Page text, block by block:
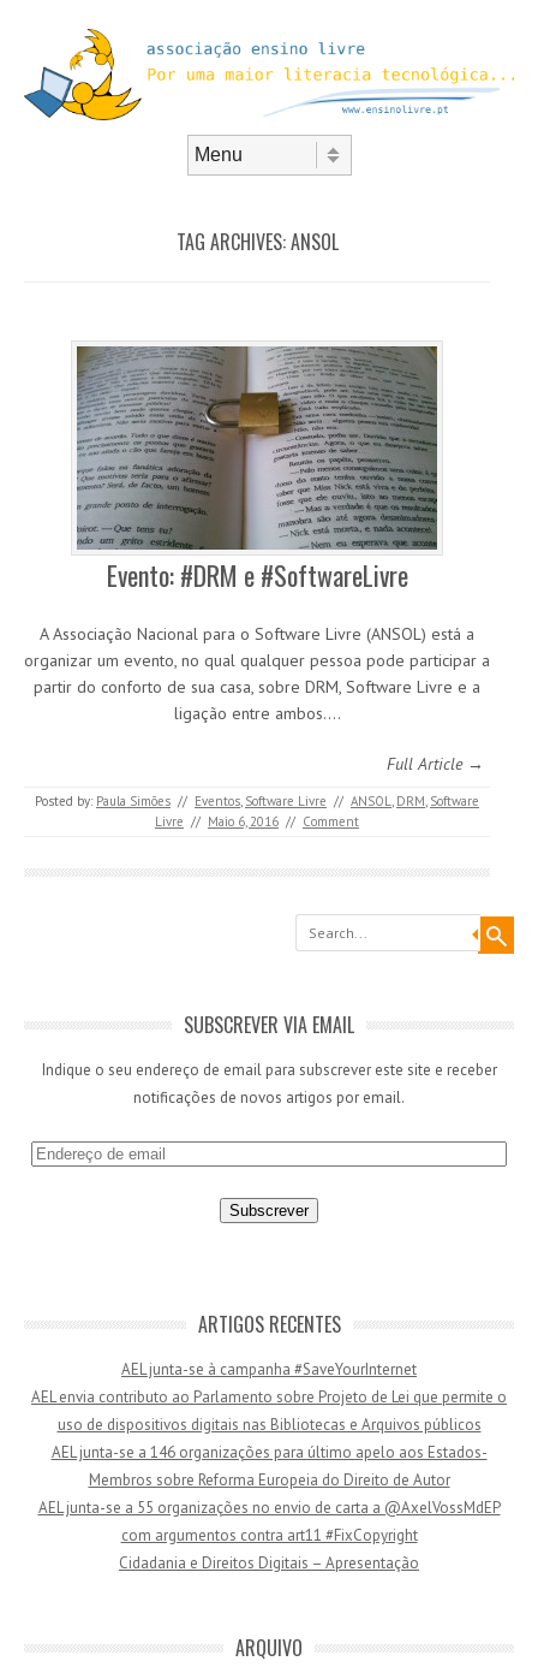
TAG ARCHIVES:ANSOL
Evento: #DRM e #SoftwareLivre
A Associação Nacional para o Software Livre (ANSOL) está a
organizar um evento, no qual qualquer pessoa pode participar a
partir do conforto de sua casa, sobre DRM, Software Livre e a
ligação entre ambos.…
Full Article →
Posted by: Paula Simões // Eventos, Software Livre // ANSOL, DRM, Software
Livre // Maio 6, 2016 // Comment
Search
SUBSCREVER VIA EMAIL
Indique o seu endereço de email para subscrever este site e receber
notificações de novos artigos por email.
E
e
ARTIGOS RECENTES
AEL junta-se à campanha #SaveYourInternet
AEL envia contributo ao Parlamento sobre Projeto de Lei que permite o
uso de dispositivos digitais nas Bibliotecas e Arquivos públicos
AEL junta-se a 146 organizações para último apelo aos Estados-
Membros sobre Reforma Europeia do Direito de Autor
AEL junta-se a 55 organizações no envio de carta a @AxelVossMdEP
com argumentos contra art11 #FixCopyright
Cidadania e Direitos Digitais – Apresentação
ARQUIVO